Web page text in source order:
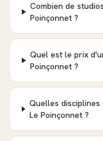
Combien de
Poinçonnet ?
Quel est le prix
Poinçonnet ?
Quelles
Le Poinçonnet ?